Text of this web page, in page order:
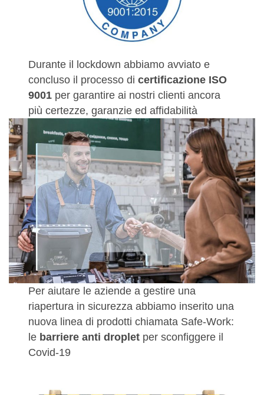
Durante il lockdown abbiamo avviato e
concluso il processo dicertificazione ISO
9001 per garantire ai nostri clienti ancora
più certezze, garanzie ed affidabilità
Per aiutare le aziende a gestire una
riapertura in sicurezza abbiamo inserito una
nuova linea di prodotti chiamata Safe-Work:
le barriere anti droplet per sconfiggere il
Covid-19